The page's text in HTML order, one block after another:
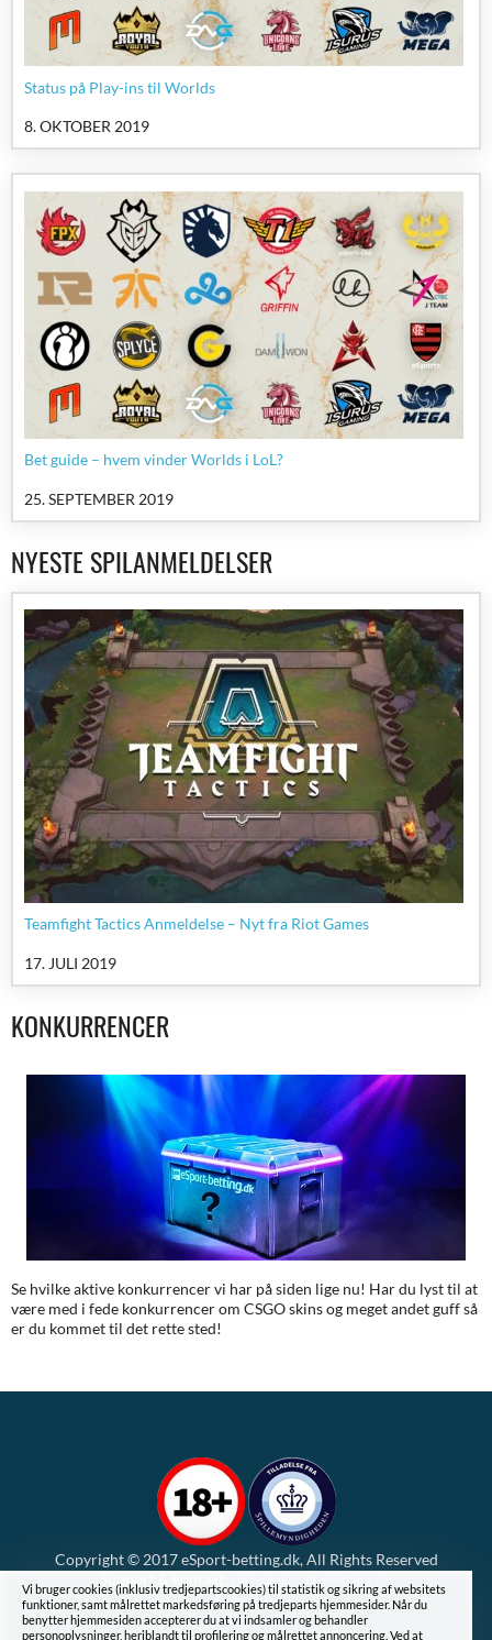
Status på Play-ins til Worlds
8. OKTOBER 2019
Bet guide – hvem vinder Worlds i LoL?
25. SEPTEMBER 2019
NYESTE SPILANMELDELSER
Teamfight Tactics Anmeldelse – Nyt fra Riot Games
17. JULI 2019
KONKURRENCER
Se hvilke aktive konkurrencer vi har på siden lige nu! Har du lyst til at
være med i fede konkurrencer om CSGO skins og meget andet guff så
er du kommet til det rette sted!
Copyright © 2017 eSport-betting.dk, All Rights Reserved
Cookie Politik
Privatlivspolitik
Vi bruger cookies (inklusiv tredjepartscookies) til statistik og sikring af websitets
funktioner, samt målrettet markedsføring på tredjeparts hjemmesider. Når du
benytter hjemmesiden accepterer du at vi indsamler og behandler
personoplysninger, heriblandt til profilering og målrettet annoncering. Ved at